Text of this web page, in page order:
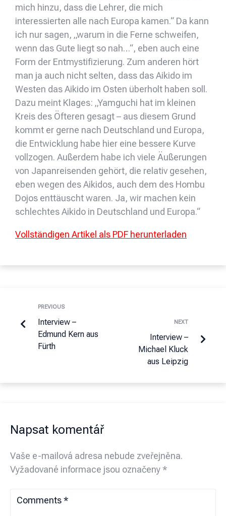
mich hinzu, dass die Lehrer, die mich
interessierten alle nach Europa kamen.“ Da kann
ich nur sagen, „warum in die Ferne schweifen,
wenn das Gute liegt so nah…“, eben auch eine
Form der Entmystifizierung. Zum anderen hört
man ja auch nicht selten, dass das Aikido im
Westen das Aikido im Osten überholt haben soll.
Dazu meint Klages: „Yamguchi hat im kleinen
Kreis des Öfteren gesagt – aus diesem Grund
kommt er gerne nach Deutschland und Europa,
die Entwicklung habe hier eine bessere Kurve
vollzogen. Außerdem habe ich viele Äußerungen
von Japanreisenden gehört, die relativ gesehen,
eben wegen des Aikidos, auch dem des Hombu
Dojos enttäuscht waren. Ja, wir machen kein
schlechtes Aikido in Deutschland und Europa.“
Vollständigen Artikel als PDF herunterladen
PREVIOUS
Interview –
Edmund Kern aus
Fürth
NEXT
Interview –
Michael Kluck
aus Leipzig
Napsat komentář
Vaše e-mailová adresa nebude zveřejněna.
Vyžadované informace jsou označeny*